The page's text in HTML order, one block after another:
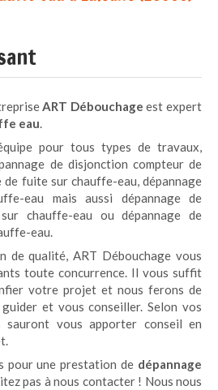
ART Débouchage est expert
eau.
pour tous types de travaux,
de disjonction compteur de
de fuite sur chauffe-eau, dépannage
eau mais aussi dépannage de
chauffe-eau ou dépannage de
eau.
de qualité, ART Débouchage vous
toute concurrence. Il vous suffit
votre projet et nous ferons de
et vous conseiller. Selon vos
sauront vous apporter conseil en
pour une prestation de dépannage
pas à nous contacter ! Nous nous